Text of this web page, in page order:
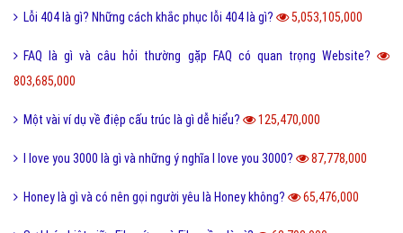
Lỗi 404 là gì? Những cách khắc phục lỗi 404 là gì? 5,053,105,000
FAQ là gì và câu hỏi thường gặp FAQ có quan trọng Website?
803,685,000
Một vài ví dụ về điệp cấu trúc là gì dễ hiểu? 125,470,000
I love you 3000 là gì và những ý nghĩa I love you 3000? 87,778,000
Honey là gì và có nên gọi người yêu là Honey không? 65,476,000